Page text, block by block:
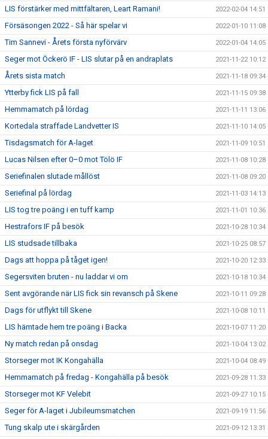
LIS förstärker med mittfältaren, Leart Ramani! 2022-02-04 14:51
Försäsongen 2022 - Så här spelar vi 2022-01-10 11:08
Tim Sannevi - Årets första nyförvärv 2022-01-04 14:05
Seger mot Öckerö IF - LIS slutar på en andraplats 2021-11-22 10:12
Årets sista match 2021-11-18 09:34
Ytterby fick LIS på fall 2021-11-15 09:38
Hemmamatch på lördag 2021-11-11 13:06
Kortedala straffade Landvetter IS 2021-11-10 14:05
Tisdagsmatch för A-laget 2021-11-09 10:51
Lucas Nilsen efter 0–0 mot Tölö IF 2021-11-08 10:28
Seriefinalen slutade mållöst 2021-11-08 09:20
Seriefinal på lördag 2021-11-03 14:13
LIS tog tre poäng i en tuff kamp 2021-11-01 10:36
Hestrafors IF på besök 2021-10-28 10:34
LIS studsade tillbaka 2021-10-25 08:57
Dags att hoppa på tåget igen! 2021-10-20 12:33
Segersviten bruten - nu laddar vi om 2021-10-18 10:34
Sent avgörande när LIS fick sin revansch på Skene 2021-10-11 09:28
Dags för utflykt till Skene 2021-10-08 10:11
LIS hämtade hem tre poäng i Backa 2021-10-07 11:20
Ny match redan på onsdag 2021-10-04 13:02
Storseger mot IK Kongahälla 2021-10-04 08:49
Hemmamatch på fredag - Kongahälla på besök 2021-09-28 11:33
Storseger mot KF Velebit 2021-09-27 10:15
Seger för A-laget i Jubileumsmatchen 2021-09-19 11:56
Tung skalp ute i skärgården 2021-09-12 13:31